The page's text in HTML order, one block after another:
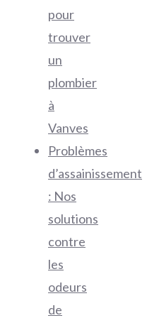
pour
trouver
un
plombier
à
Vanves
Problèmes
d’assainissement
: Nos
solutions
contre
les
odeurs
de